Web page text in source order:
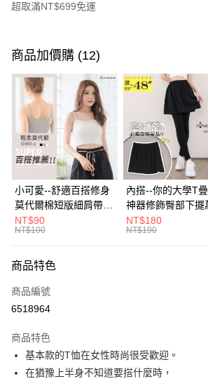
超取滿NT$699免運
信用卡一次付款
超商取貨付款
LINE Pay
Apple Pay
街口支付
悠遊付
Google Pay
全盈+PAY
大哥付你分期
【大哥付你分期使用說明】
1.本服務由台灣大哥大提供，台灣大哥大用戶可立
流程，驗證手機門號後，選擇欲分期的期數、繳款
成交易。
3.實際核准額度、可分期數及費用金額請依後續交
4.訂單成立30分鐘內，如未前往確認交易或遇審核
AFTEE先享後付
【關於「AFTEE先享後付」】
AFTEE先享後付是「在收到商品之後才付款」的支
便利好安心！
１．簡單：不需註冊會員、不需綁卡、不需儲值。
ATM付款
商品加價購 (12)
小可愛--舒適百搭修身
莫代爾棉短版細肩帶素
色背心(白.黑.灰L-2L)-
U582眼圈熊中大尺碼
NT$90
NT$100
內搭--你的大學T
神器修飾臀部下擺
內搭裙/遮臀裙(黑
6L)-Q155眼圈熊中
NT$180
NT$190
商品特色
商品編號
6518964
商品特色
基本款的T恤在女性時尚很受歡迎。
在猶豫上半身不知道要搭什麼時，